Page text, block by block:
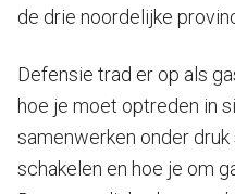
de drie noordelijke
Defensie trad er op als
hoe je moet optreden in
samenwerken onder
schakelen en hoe je om